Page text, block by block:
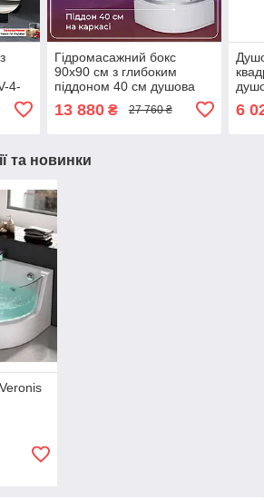
4-
Гідромасажний бокс
90x90 см з глибоким
піддоном 40 см душова
13 880₴ 27 760 ₴ 6
та новинки